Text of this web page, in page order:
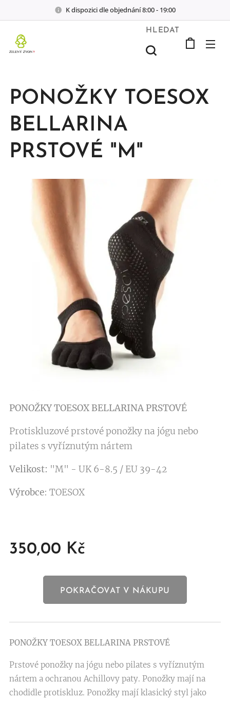
K dispozici dle objednání 8:00 - 19:00
HLEDAT
PONOŽKY TOESOX
BELLARINA
PRSTOVÉ "M"
PONOŽKY TOESOX BELLARINA PRSTOVÉ
Protiskluzové prstové ponožky na jógu nebo
pilates s vyříznutým nártem
Velikost: "M" - UK 6-8.5 / EU 39-42
Výrobce: TOESOX
350,00 Kč
POKRAČOVAT V NÁKUPU
PONOŽKY TOESOX BELLARINA PRSTOVÉ
Prstové ponožky na jógu nebo pilates s vyříznutým
nártem a ochranou Achillovy paty. Ponožky mají na
chodidle protiskluz. Ponožky mají klasický styl jako